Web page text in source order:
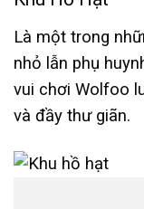
Là một trong
nhỏ lẫn phụ
vui chơi Wolfoo
và đầy thư giãn.